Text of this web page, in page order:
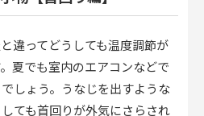
違ってどうしても温度調節が
夏でも室内のエアコンなどで
しょう。うなじを出すような
ても首回りが外気にさらされ